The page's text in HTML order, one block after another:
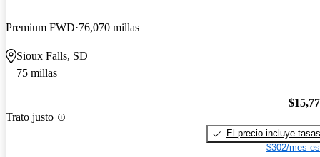
Premium FWD 76,070 millas
Sioux Falls, SD
75 millas
Trato justo
El precio incluye tasas
$302/mes